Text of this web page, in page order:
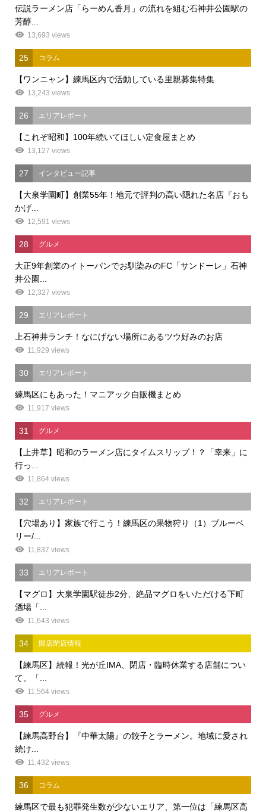
伝説ラーメン店「らーめん香月」の流れを組む石神井公園駅の
芳醇...
13,693 views
25 コラム
【ワンニャン】練馬区内で活動している里親募集特集
13,243 views
26 エリアレポート
【これぞ昭和】100年続いてほしい定食屋まとめ
13,127 views
27 インタビュー記事
【大泉学園町】創業55年！地元で評判の高い隠れた名店『おも
かげ...
12,591 views
28 グルメ
大正9年創業のイトーパンでお馴染みのFC「サンドーレ」石神
井公園...
12,327 views
29 エリアレポート
上石神井ランチ！なにげない場所にあるツウ好みのお店
11,929 views
30 エリアレポート
練馬区にもあった！マニアック自販機まとめ
11,917 views
31 グルメ
【上井草】昭和のラーメン店にタイムスリップ！？「幸来」に
行っ...
11,864 views
32 エリアレポート
【穴場あり】家族で行こう！練馬区の果物狩り（1）ブルーベ
リー/...
11,837 views
33 エリアレポート
【マグロ】大泉学園駅徒歩2分、絶品マグロをいただける下町
酒場「...
11,643 views
34 開店閉店情報
【練馬区】続報！光が丘IMA、閉店・臨時休業する店舗につい
て。「...
11,564 views
35 グルメ
【練馬高野台】『中華太陽』の餃子とラーメン。地域に愛され
続け...
11,432 views
36 コラム
練馬区で最も犯罪発生数が少ないエリア、第一位は「練馬区高